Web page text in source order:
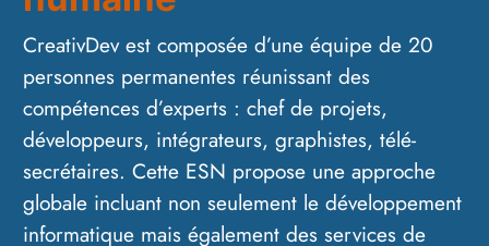
CreativDev est composée d’une équipe de 20
personnes permanentes réunissant des
compétences d’experts : chef de projets,
développeurs, intégrateurs, graphistes, télé-
secrétaires. Cette ESN propose une approche
globale incluant non seulement le développement
informatique mais également des services de